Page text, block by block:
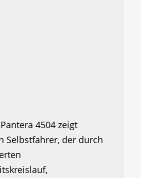
4504 zeigt
Selbstfahrer, der durch